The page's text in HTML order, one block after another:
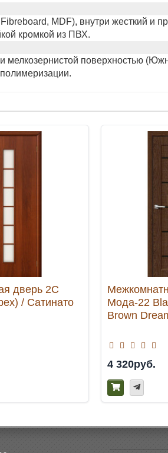
MDF), внутри жесткий и
кромкой из ПВХ.
поверхностью
дверь 2С
/ Сатинато
Мода-22
Brown
4 320руб.